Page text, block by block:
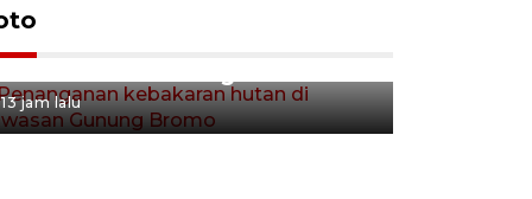
Penanganan kebakaran hutan
13 jam lalu